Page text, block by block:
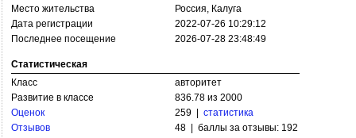
Место жительства
Россия, Калуга
Дата регистрации
2022-07-26 10:29:12
Последнее посещение
2026-07-28 23:48:49
Статистическая
Класс
авторитет
Развитие в классе
836.78 из 2000
Оценок
259 | статистика
Отзывов
48 | баллы за отзывы: 192